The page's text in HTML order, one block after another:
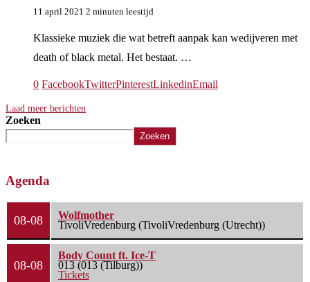
11 april 2021 2 minuten leestijd
Klassieke muziek die wat betreft aanpak kan wedijveren met
death of black metal. Het bestaat. …
0 FacebookTwitterPinterestLinkedinEmail
Laad meer berichten
Zoeken
Zoeken
Agenda
08-08
Wolfmother
TivoliVredenburg (TivoliVredenburg (Utrecht))
08-08
Body Count ft. Ice-T
013 (013 (Tilburg))
Tickets